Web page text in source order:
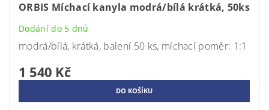
ORBIS Míchací kanyla modrá/bílá krátká, 50ks
Dodání do 5 dnů
modrá/bílá, krátká, balení 50 ks, míchací poměr: 1:1
1 540 Kč